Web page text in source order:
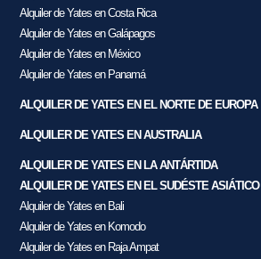
Alquiler de Yates en Costa Rica
Alquiler de Yates en Galápagos
Alquiler de Yates en México
Alquiler de Yates en Panamá
ALQUILER DE YATES EN EL NORTE DE EUROPA
ALQUILER DE YATES EN AUSTRALIA
ALQUILER DE YATES EN LA ANTÁRTIDA
ALQUILER DE YATES EN EL SUDÉSTE ASIÁTICO
Alquiler de Yates en Bali
Alquiler de Yates en Komodo
Alquiler de Yates en Raja Ampat